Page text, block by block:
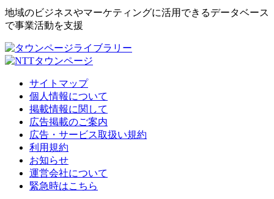
地域のビジネスやマーケティングに活用できるデータベース
で事業活動を支援
サイトマップ
個人情報について
掲載情報に関して
広告掲載のご案内
広告・サービス取扱い規約
利用規約
お知らせ
運営会社について
緊急時はこちら